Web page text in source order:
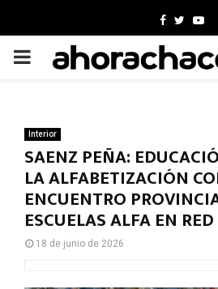
Facebook
Twitter
PRIMARY
Interior
SAENZ PEÑA:
LA ALFABETIZACIÓN
ENCUENTRO
ESCUELAS ALFA EN RED
18 de junio de 2026